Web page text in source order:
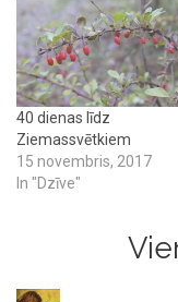
40 dienas līdz
Ziemassvētkiem
15 novembris, 2017
In "Dzīve"